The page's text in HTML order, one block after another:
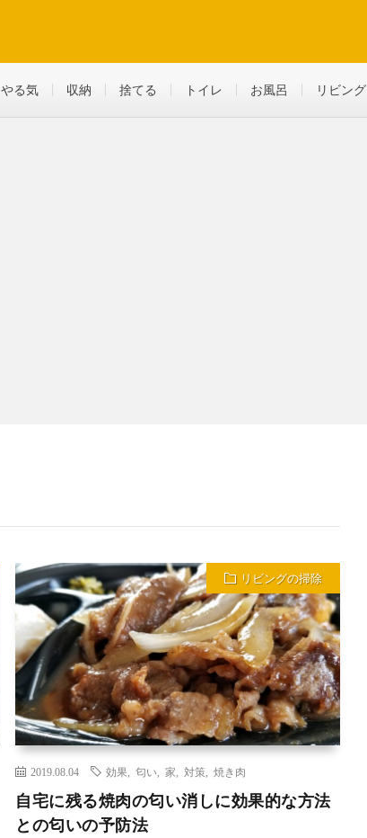
やる気 収納 捨てる トイレ お風呂 リビング
リビングの掃除
2019.08.04 効果 ,匂い ,家 ,対策 ,焼き肉
自宅に残る焼肉の匂い消しに効果的な方法
との匂いの予防法